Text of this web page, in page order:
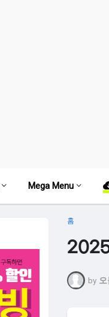
Mega Menu
홈
2025
by